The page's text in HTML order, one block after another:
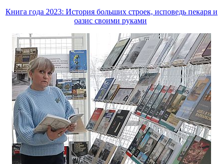
Книга года 2023: История больших строек, исповедь пекаря и
оазис своими руками